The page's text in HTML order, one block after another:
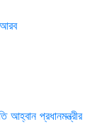
আরব
আহ্বান প্রধানমন্ত্রীর